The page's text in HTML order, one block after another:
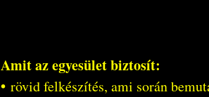
Amit az egyesület biztosít:
• rövid felkészítés, ami során